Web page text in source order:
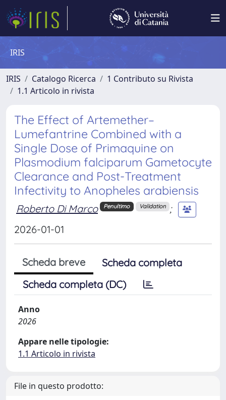
IRIS
IRIS Catalogo Ricerca
1 Contributo su Rivista
1.1 Articolo in rivista
The Effect of Artemether–
Lumefantrine Combined with a
Single Dose of Primaquine on
Plasmodium falciparum Gametocyte
Clearance and Post-Treatment
Infectivity to Anopheles arabiensis
Roberto Di Marco Penultimo Validation
;
2026-01-01
Scheda breve
Scheda completa
Scheda completa (DC)
Anno
2026
Appare nelle tipologie:
1.1 Articolo in rivista
File in questo prodotto: